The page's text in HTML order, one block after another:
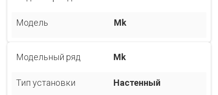
Модель Mk
Модельный ряд Mk
Тип установки Настенный